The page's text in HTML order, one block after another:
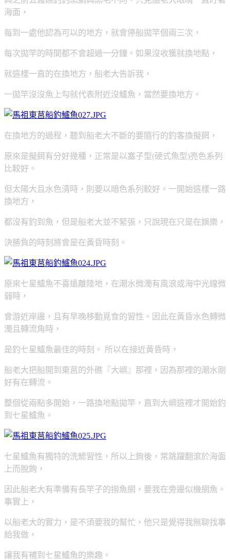
海面，
每到一處他認為可以的地方，就會停船拋竿個兩三次，
每次拋竿的時間都不會超過一分鐘。如果沒收獲就換地點，
就這樣一直的在換地方，船老大告訴我，
一拋竿沒沒魚上勾就代表附近沒鱸魚，當然要換地方。
在換地方的過程，聽到船老大不斷的要隨行的釣客換擬餌，
原來是擬餌有分好幾種，正常是以塞子型(硬式魚型)亮色系列
比較好。
但太陽大且水色清時，則要以暗色系列較好。一開始這樣一路
換地方，
都沒有釣到魚，但是船老大並不緊張，只說現在只是在娛樂，
決勝負的時刻將會是在黃昏時刻。
原來七星鱸魚不喜遠離陸地，在潮水微濁有風浪或海中光線微
弱時，
會游近岸邊，且有早晚移動覓食的習性。因此在黃昏水色轉微
濁且轉流角時，
是釣七星鱸魚最佳的時刻。 所以在接近黃昏時，
船老大把船開到東莒的外礁『大嶼』那裡，因為那裡的潮水剛
好有在轉流。
整個從兩點多開始，一路換地點拋竿，直到大嶼這裡才開始釣
到七星鱸魚。
七星鱸魚有獨特的洗鰓習性，所以上鉤後，常跳躍翻滾於海面
上而脫鉤，
因此船老大有準備有長竿子的撈魚網，要我在旁邊似機網魚。
事實上，
以船老大的實力，是不須要我的幫忙，他只是覺得我無聊找事
給我做，
讓我有補到七星鱸魚的樂趣。